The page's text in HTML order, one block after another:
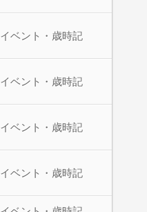
イベント・歳時記
イベント・歳時記
イベント・歳時記
イベント・歳時記